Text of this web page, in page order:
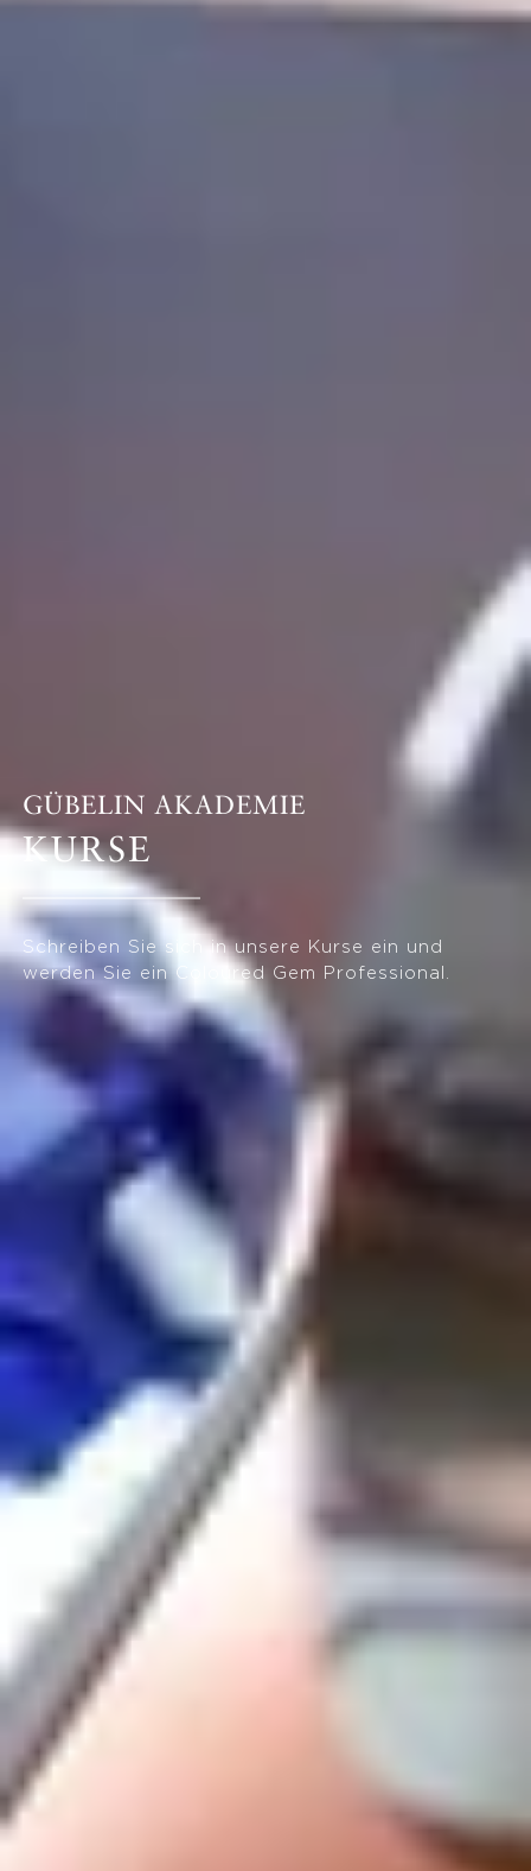
GÜBELIN AKADEMIE
KURSE
Schreiben Sie sich in unsere Kurse ein und
werden Sie ein Coloured Gem Professional.